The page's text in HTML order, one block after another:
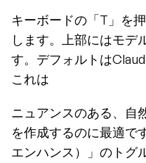
キーボードの「T」を
します。上部にはモデ
す。デフォルトは
これは
ニュアンスのある、自
を作成するのに最適で
エンハンス）」のトグ